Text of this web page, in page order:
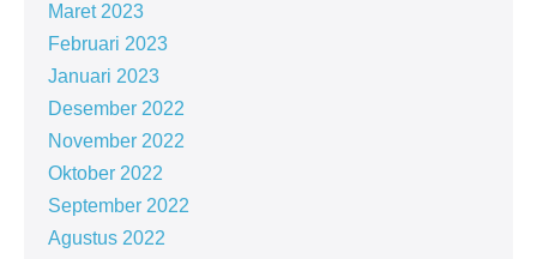
Maret 2023
Februari 2023
Januari 2023
Desember 2022
November 2022
Oktober 2022
September 2022
Agustus 2022